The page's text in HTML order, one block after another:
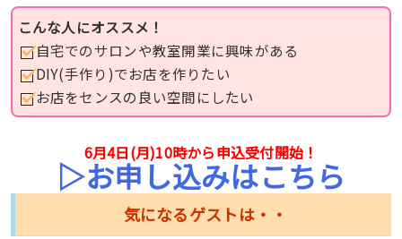
こんな人にオススメ！
自宅でのサロンや教室開業に興味がある
DIY(手作り)でお店を作りたい
お店をセンスの良い空間にしたい
6月4日(月)10時から申込受付開始！
▷お申し込みはこちら
気になるゲストは・・